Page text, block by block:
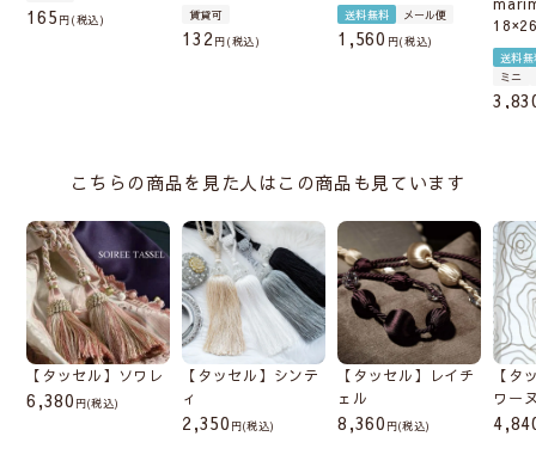
165 税込 賃貸可
132 税込
送料無料 メール便
1,560 税込
送料無
ミニ
こちらの商品を見た人はこの商品も見ています
【タッセル】ソワレ
6,380 (税込)
【タッセル】シンテ
ィ
2,350 (税込)
【タッセル】レイチ
ェル
8,360 (税込)
【タ
ワー